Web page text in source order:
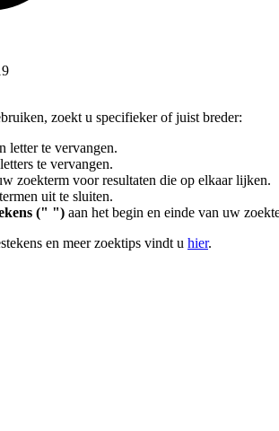
zoekt u specifieker of juist breder:
letter te vervangen.
te vervangen.
zoekterm voor resultaten die op elkaar lijken.
uit te sluiten.
(" ") aan het begin en einde van uw
en meer zoektips vindt u hier.